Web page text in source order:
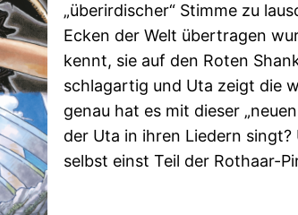
„überirdischer“ Stimme zu
Ecken der Welt übertragen
kennt, sie auf den Roten
schlagartig und Uta zeigt die
genau hat es mit dieser
der Uta in ihren Liedern
selbst einst Teil der Rothaar-